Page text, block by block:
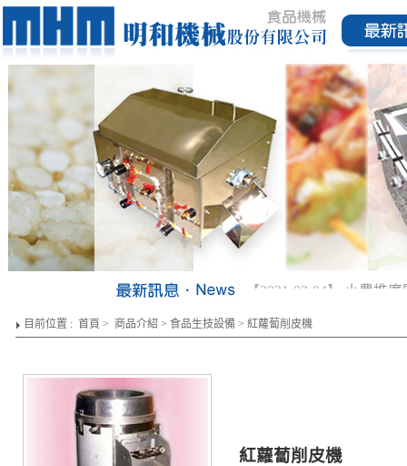
【2021-03-04】 小農推
目前位置 : 首頁 > 商品介紹 > 食品生技設備 > 紅蘿蔔削皮機
紅蘿蔔削皮機